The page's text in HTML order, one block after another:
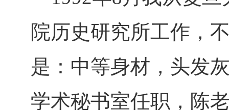
院历史研究所工作，
是：中等身材，头发
学术秘书室任职，陈